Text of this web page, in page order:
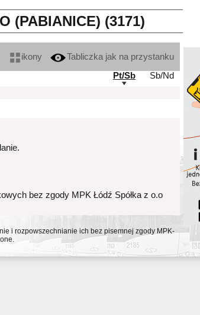
(PABIANICE) (3171)
ikony
Tabliczka jak na przystanku
Pt/Sb
Sb/Nd
bez zgody MPK Łódź Spółka z o.o
i rozpowszechnianie ich bez pisemnej zgody MPK-